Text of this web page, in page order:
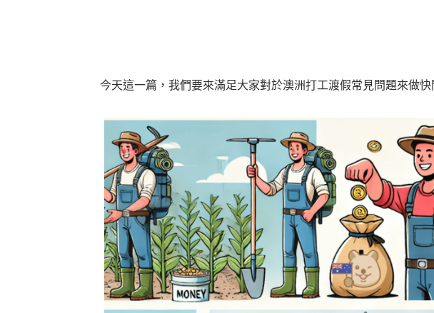
今天這一篇，我們要來滿足大家對於澳洲打工渡假常見問題來做快